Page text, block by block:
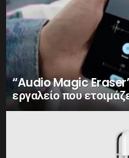
“Audio Magic
εργαλείο που